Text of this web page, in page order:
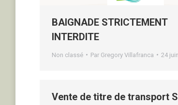
BAIGNADE STRICTEMENT
INTERDITE
Non classé Par Gregory Villafranca 24
Vente de titre de transport